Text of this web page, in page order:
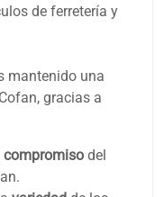
de ferretería y
mantenido una
gracias a
compromiso del